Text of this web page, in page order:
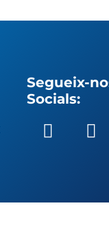
Segueix-
Socials: